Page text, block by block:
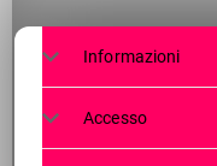
Informazioni
Accesso